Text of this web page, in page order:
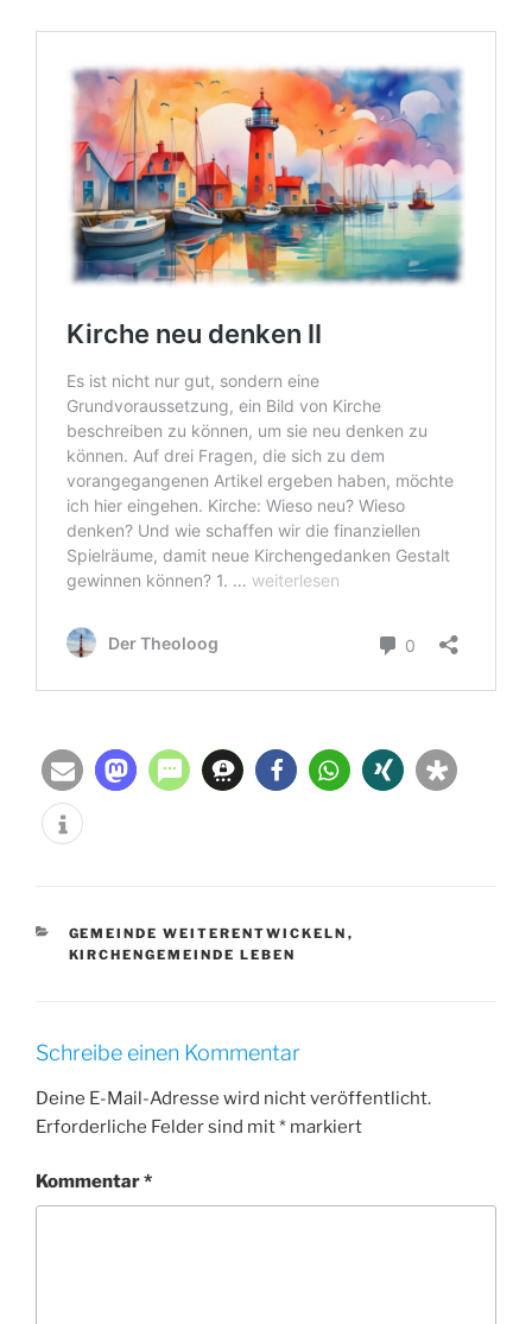
KATEGORIEN
GEMEINDE WEITERENTWICKELN ,
KIRCHENGEMEINDE LEBEN
Schreibe einen Kommentar
Deine E-Mail-Adresse wird nicht veröffentlicht.
Erforderliche Felder sind mit* markiert
Kommentar*